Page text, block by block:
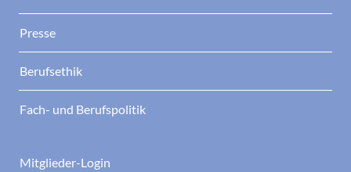
Presse
Berufsethik
Fach- und Berufspolitik
Mitglieder-Login